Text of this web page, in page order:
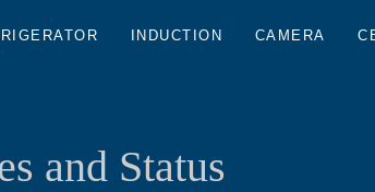
INDUCTION CAMERA
and Status